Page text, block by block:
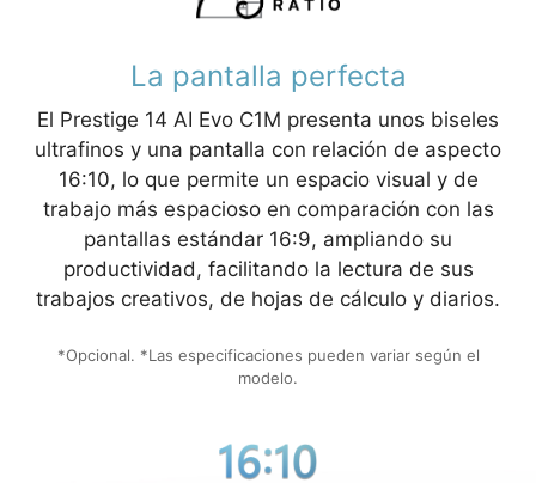
La pantalla perfecta
El Prestige 14 AI Evo C1M presenta unos biseles
ultrafinos y una pantalla con relación de aspecto
16:10, lo que permite un espacio visual y de
trabajo más espacioso en comparación con las
pantallas estándar 16:9, ampliando su
productividad, facilitando la lectura de sus
trabajos creativos, de hojas de cálculo y diarios.
*Opcional. *Las especificaciones pueden variar según el
modelo.